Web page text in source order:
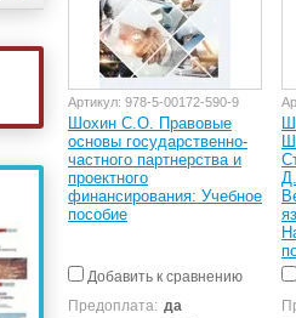
Артикул: 978-5-00172-590-9
Шохин С.О. Правовые
основы государственно-
частного партнерства и
проектного
финансирования: Учебное
пособие
Добавить к сравнению
Предоплата: да